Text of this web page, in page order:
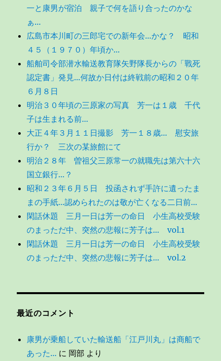
一と康男が宿泊 親子で何を語り合ったのかな
ぁ…
広島市本川町の三郎宅での新年会…かな？ 昭和
４５（１９７０）年頃か…
船舶司令部潜水輸送教育隊矢野隊長からの「戰死
認定書」発見…何故か日付は終戦前の昭和２０年
６月８日
明治３０年頃の三原家の写真 芳一は１歳 千代
子は生まれる前…
大正４年３月１１日撮影 芳一１８歳… 慰安旅
行か？ 三次の某旅館にて
明治２８年 曽祖父三原常一の就職先は第六十六
国立銀行…？
昭和２３年６月５日 投函されず手許に遺ったま
まの手紙…認められたのは敬が亡くなる二日前…
閑話休題 三月一日は芳一の命日 小生高校受験
のまっただ中、突然の悲報に芳子は… vol.1
閑話休題 三月一日は芳一の命日 小生高校受験
のまっただ中、突然の悲報に芳子は… vol.2
最近のコメント
康男が乗船していた輸送船「江戸川丸」は商船で
あった… に 岡部 より